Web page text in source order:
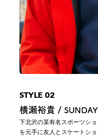
STYLE 02
横瀬裕貴 /
下北沢の某有名スポーツシ
を元手に友人とスケートシ